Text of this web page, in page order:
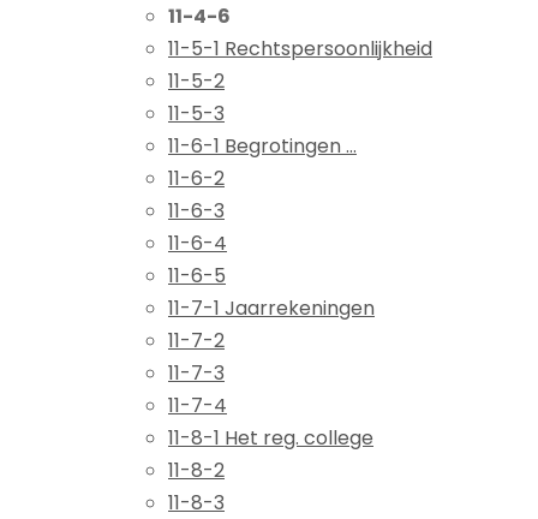
11-4-6
11-5-1 Rechtspersoonlijkheid
11-5-2
11-5-3
11-6-1 Begrotingen ...
11-6-2
11-6-3
11-6-4
11-6-5
11-7-1 Jaarrekeningen
11-7-2
11-7-3
11-7-4
11-8-1 Het reg. college
11-8-2
11-8-3